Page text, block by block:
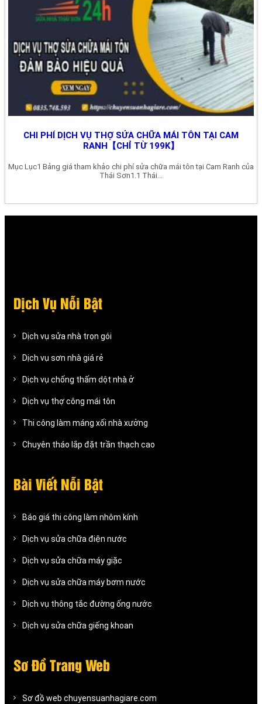
CHI PHÍ DỊCH VỤ THỢ SỬA CHỮA MÁI TÔN TẠI CAM
RANH【CHỈ TỪ 199K】
Mục Lục1 Bảng giá tham khảo chi phí sửa chữa mái tôn tại Cam Ranh của
Thái Sơn1.1 Thái...
Dịch Vụ Nỗi Bật
Dịch vụ sửa nhà trọn gói
Dịch vụ sơn nhà giá rẻ
Dịch vụ chống thấm dột nhà ở
Dịch vụ thợ công mái tôn
Thi công làm máng xối nhà xưởng
Chuyên tháo lắp đặt trần thạch cao
Bài Viết Nỗi Bật
Báo giá thi công làm nhôm kính
Dịch vụ sửa chữa điện nước
Dịch vụ sửa chữa máy giặc
Dịch vụ sửa chữa máy bơm nước
Dịch vụ thông tắc đường ống nước
Dịch vụ sửa chữa giếng khoan
Sơ Đồ Trang Web
Sơ đồ web chuyensuanhagiare.com